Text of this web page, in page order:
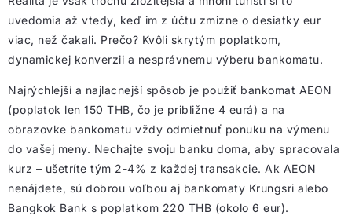
uvedomia až vtedy, keď im z účtu zmizne o desiatky eur
viac, než čakali. Prečo? Kvôli skrytým poplatkom,
dynamickej konverzii a nesprávnemu výberu bankomatu.
Najrýchlejší a najlacnejší spôsob je použiť bankomat AEON
(poplatok len 150 THB, čo je približne 4 eurá) a na
obrazovke bankomatu vždy odmietnuť ponuku na výmenu
do vašej meny. Nechajte svoju banku doma, aby spracovala
kurz – ušetríte tým 2-4% z každej transakcie. Ak AEON
nenájdete, sú dobrou voľbou aj bankomaty Krungsri alebo
Bangkok Bank s poplatkom 220 THB (okolo 6 eur).